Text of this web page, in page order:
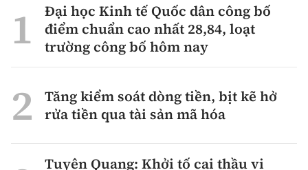
Đại học Kinh tế Quốc dân công bố
điểm chuẩn cao nhất 28,84, loạt
trường công bố hôm nay
Tăng kiểm soát dòng tiền, bịt kẽ hở
rửa tiền qua tài sản mã hóa
Tuyên Quang: Khởi tố cai thầu vi